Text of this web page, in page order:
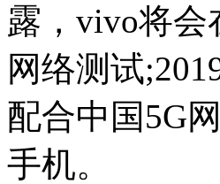
露，vivo将会
网络测试
配合中国5G
手机。